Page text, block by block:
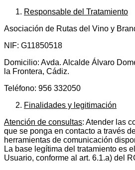
Responsable del Tratamiento
Asociación de Rutas del Vino y
NIF: G11850518
Domicilio: Avda. Alcalde Álvaro
la Frontera, Cádiz.
Teléfono: 956 332050
Finalidades y legitimación
Atención de consultas: Atender las
que se ponga en contacto a través
herramientas de comunicación
La base legítima del tratamiento es
Usuario, conforme al art. 6.1.a) del